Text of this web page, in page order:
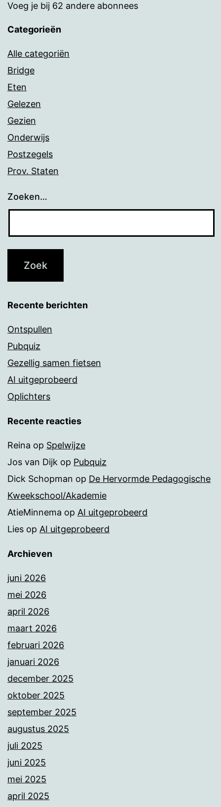
Voeg je bij 62 andere abonnees
Categorieën
Alle categoriën
Bridge
Eten
Gelezen
Gezien
Onderwijs
Postzegels
Prov. Staten
Zoeken…
Recente berichten
Ontspullen
Pubquiz
Gezellig samen fietsen
AI uitgeprobeerd
Oplichters
Recente reacties
Reina op Spelwijze
Jos van Dijk op Pubquiz
Dick Schopman op De Hervormde Pedagogische
Kweekschool/Akademie
AtieMinnema op AI uitgeprobeerd
Lies op AI uitgeprobeerd
Archieven
juni 2026
mei 2026
april 2026
maart 2026
februari 2026
januari 2026
december 2025
oktober 2025
september 2025
augustus 2025
juli 2025
juni 2025
mei 2025
april 2025